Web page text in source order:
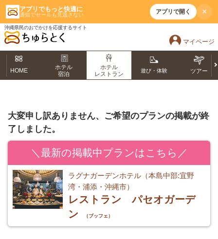
アプリでもっと快適に
通知でセールも見逃さない アプリで開く ×
沖縄県民のおでかけを応援するサイト
マイページ
HOME
ホテル
宿泊
ホテル
レストラン
遊び・体験 ツアー
大変申し訳ありません、ご希望のプランの掲載が終
了しました。
＼最新の掲載中プランはこちら／
ラグナガーデンホテル（本島中部:宜野
湾・浦添・沖縄市）
レストラン パセオガーデ
ン
（ブッフェ）